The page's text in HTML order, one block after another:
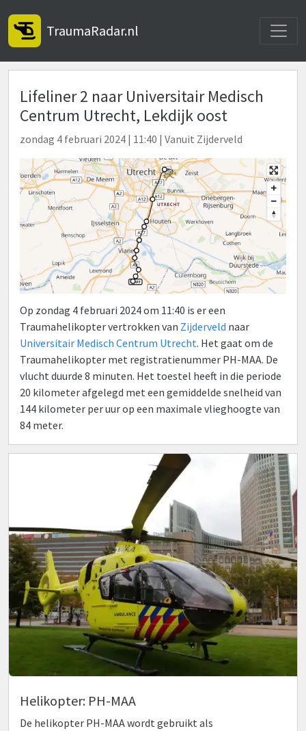
TraumaRadar.nl
Lifeliner 2 naar Universitair Medisch
Centrum Utrecht, Lekdijk oost
zondag 4 februari 2024 | 11:40 | Vanuit Zijderveld
Op zondag 4 februari 2024 om 11:40 is er een
Traumahelikopter vertrokken van Zijderveld naar
Universitair Medisch Centrum Utrecht. Het gaat om de
Traumahelikopter met registratienummer PH-MAA. De
vlucht duurde 8 minuten. Het toestel heeft in die periode
20 kilometer afgelegd met een gemiddelde snelheid van
144 kilometer per uur op een maximale vlieghoogte van
84 meter.
Helikopter: PH-MAA
De helikopter PH-MAA wordt gebruikt als